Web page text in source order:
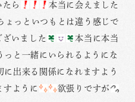
ら
本当に会えました
ょっといつもとは違う感じで
いました
本当に本当
っと一緒にいられるようにな
に出来る関係になれますよう
すように
欲張りですが